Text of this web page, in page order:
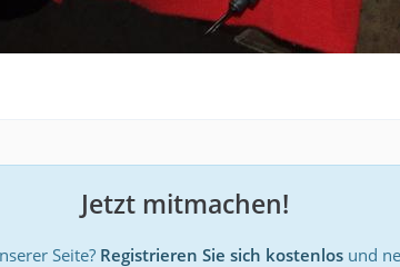
Jetzt mitmachen!
Seite? Registrieren Sie sich kostenlosund